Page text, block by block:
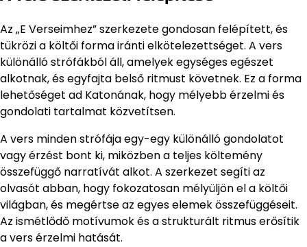
Az „E Verseimhez” szerkezete gondosan felépített, és
tükrözi a költői forma iránti elkötelezettséget. A vers
különálló strófákból áll, amelyek egységes egészet
alkotnak, és egyfajta belső ritmust követnek. Ez a forma
lehetőséget ad Katonának, hogy mélyebb érzelmi és
gondolati tartalmat közvetítsen.
A vers minden strófája egy-egy különálló gondolatot
vagy érzést bont ki, miközben a teljes költemény
összefüggő narratívát alkot. A szerkezet segíti az
olvasót abban, hogy fokozatosan mélyüljön el a költői
világban, és megértse az egyes elemek összefüggéseit.
Az ismétlődő motívumok és a strukturált ritmus erősítik
a vers érzelmi hatását.